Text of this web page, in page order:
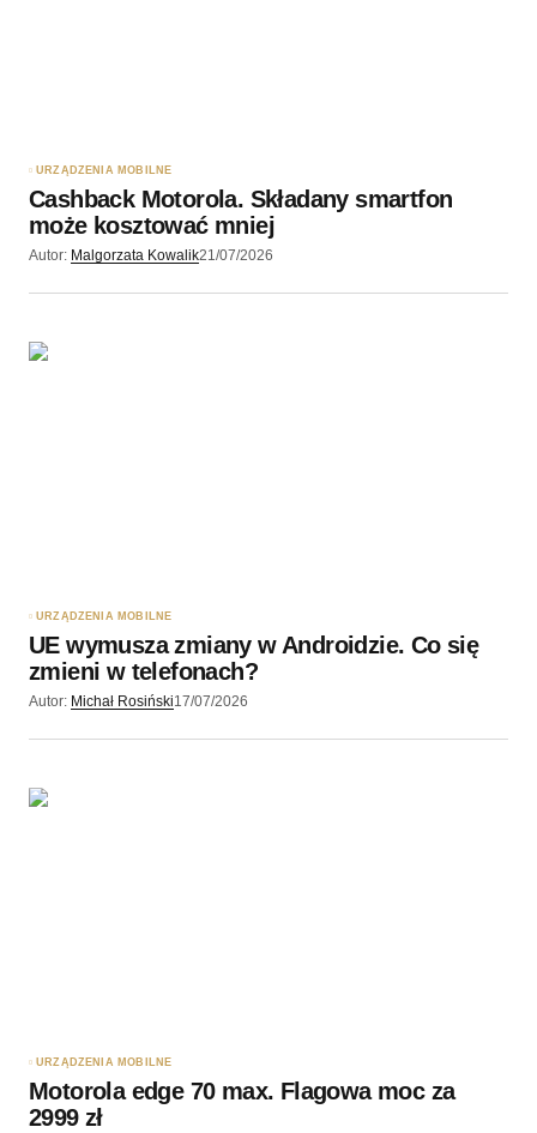
URZĄDZENIA MOBILNE
Cashback Motorola. Składany smartfon
może kosztować mniej
Autor: Malgorzata Kowalik21/07/2026
URZĄDZENIA MOBILNE
UE wymusza zmiany w Androidzie. Co się
zmieni w telefonach?
Autor: Michał Rosiński17/07/2026
URZĄDZENIA MOBILNE
Motorola edge 70 max. Flagowa moc za
2999 zł